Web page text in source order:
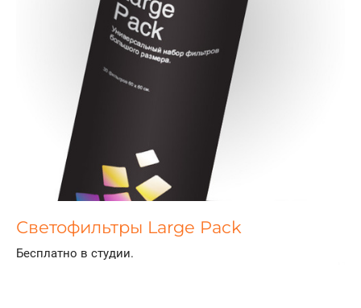
Светофильтры Large Pack
Бесплатно в студии.